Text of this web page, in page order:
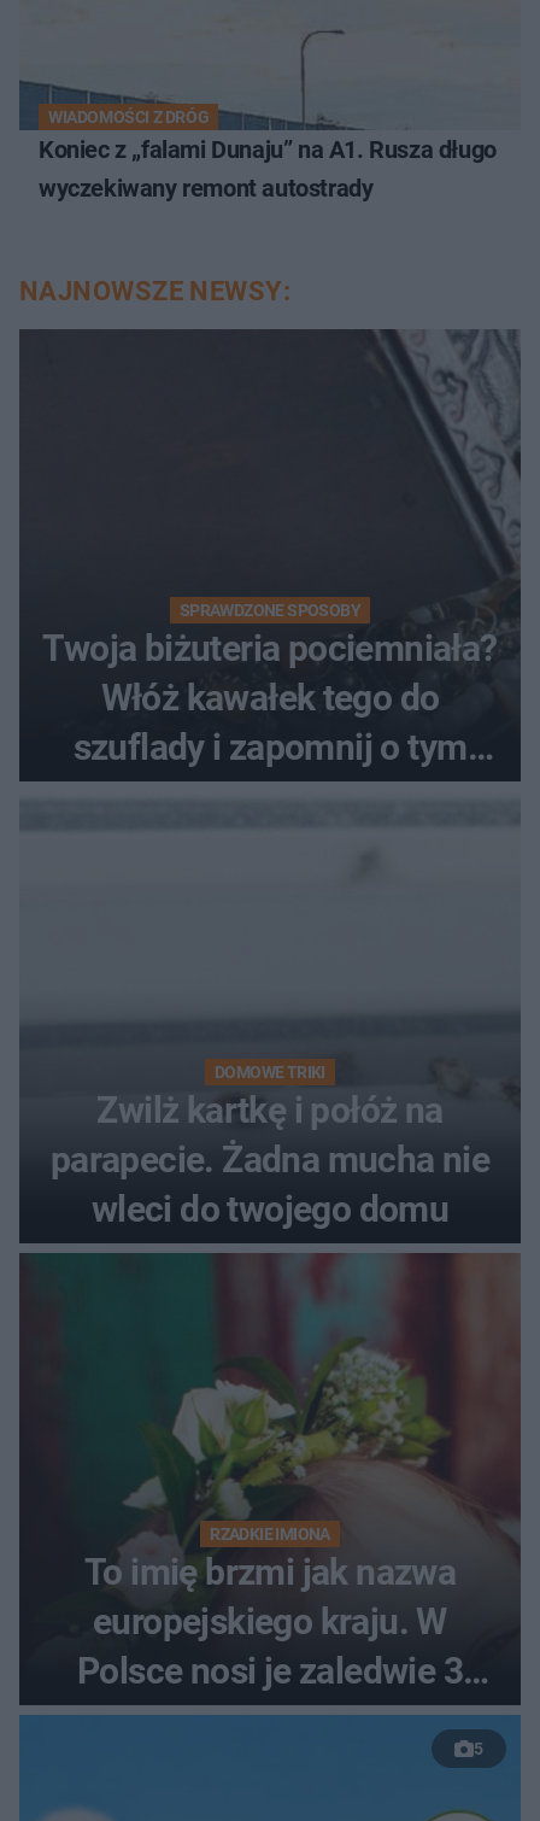
WIADOMOŚCI Z DRÓG
Koniec z „falami Dunaju” na A1. Rusza długo
wyczekiwany remont autostrady
NAJNOWSZE NEWSY:
SPRAWDZONE SPOSOBY
Twoja biżuteria pociemniała?
Włóż kawałek tego do
szuflady i zapomnij o tym
problemie. Sposób na
DOMOWE TRIKI
Zwilż kartkę i połóż na
parapecie. Żadna mucha nie
wleci do twojego domu
RZADKIE IMIONA
To imię brzmi jak nazwa
europejskiego kraju. W
Polsce nosi je zaledwie 3
kobiety
5